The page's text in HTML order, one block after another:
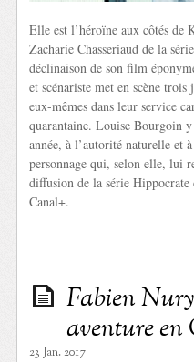
Elle est l’héroïne aux côtés
Zacharie Chasseriaud de la
déclinaison de son film
et scénariste met en scène
eux-mêmes dans leur service
quarantaine. Louise Bourgoin
année, à l’autorité naturelle et
personnage qui, selon elle, lui
diffusion de la série
Canal+.
Fabien
aventure en
23 Jan. 2017